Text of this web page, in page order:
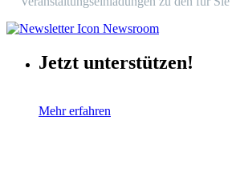
Jetzt unterstützen!
Mehr erfahren